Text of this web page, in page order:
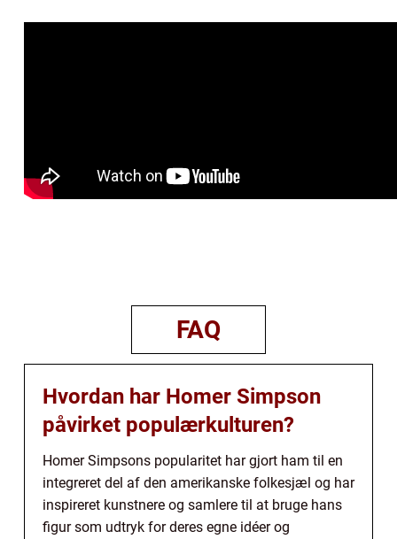
FAQ
Hvordan har Homer Simpson
påvirket populærkulturen?
Homer Simpsons popularitet har gjort ham til en
integreret del af den amerikanske folkesjæl og har
inspireret kunstnere og samlere til at bruge hans
figur som udtryk for deres egne idéer og